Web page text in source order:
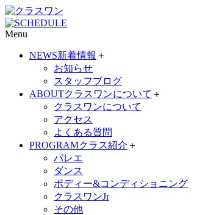
Menu
NEWS新着情報 ＋
お知らせ
スタッフブログ
ABOUTクラスワンについて ＋
クラスワンについて
アクセス
よくある質問
PROGRAMクラス紹介 ＋
バレエ
ダンス
ボディー&コンディショニング
クラスワンJr
その他